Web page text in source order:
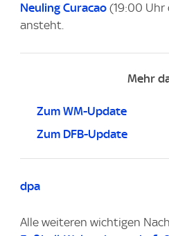
Neuling Curacao (19:00 Uhr
ansteht.
Mehr
Zum WM-Update
Zum DFB-Update
dpa
Alle weiteren wichtigen